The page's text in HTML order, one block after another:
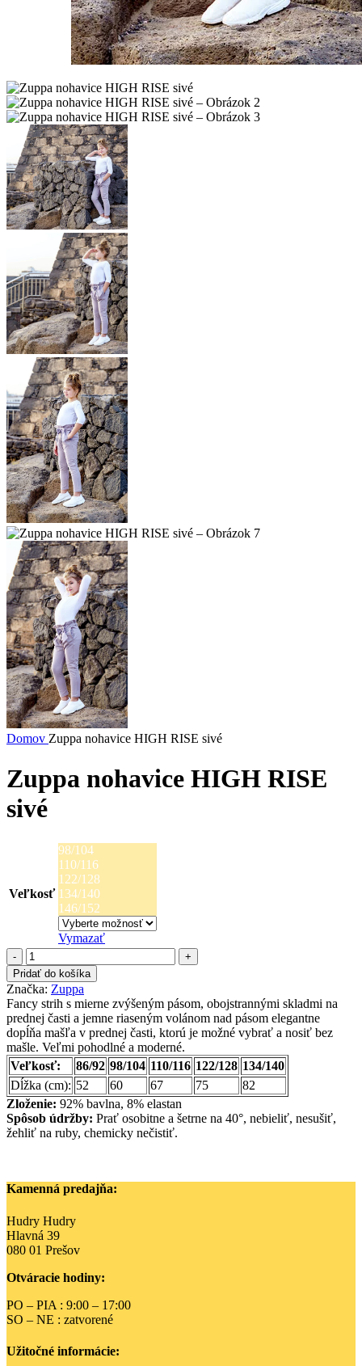
Domov Zuppa nohavice HIGH RISE sivé
Zuppa nohavice HIGH RISE
sivé
Veľkosť
98/104
110/116
122/128
134/140
146/152
Vymazať
množstvo
Zuppa
nohavice
HIGH
RISE
sivé
Pridať do košíka
Značka: Zuppa
Fancy strih s mierne zvýšeným pásom, obojstrannými skladmi na
prednej časti a jemne riaseným volánom nad pásom elegantne
dopĺňa mašľa v prednej časti, ktorú je možné vybrať a nosiť bez
mašle. Veľmi pohodlné a moderné.
Veľkosť:
86/92 98/104 110/116 122/128 134/140
Dĺžka (cm): 52 60 67 75
82
Zloženie: 92% bavlna, 8% elastan
Spôsob údržby: Prať osobitne a šetrne na 40°, nebieliť, nesušiť,
žehliť na ruby, chemicky nečistiť.
Kamenná predajňa:
Hudry Hudry
Hlavná 39
080 01 Prešov
Otváracie hodiny:
PO – PIA : 9:00 – 17:00
SO – NE : zatvorené
Užitočné informácie: